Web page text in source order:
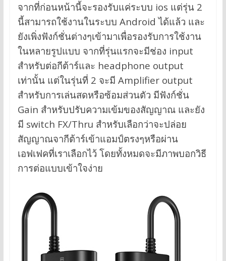
จากที่ก่อนหน้านี้จะรองรับแค่ระบบ ios แต่รุ่น 2
นี้สามารถใช้งานในระบบ Android ได้แล้ว และ
ยังเพิ่งฟังก์ชั่นต่างๆเข้ามาเพื่อรองรับการใช้งาน
ในหลายรูปแบบ จากที่รุ่นแรกจะมีช่อง input
สำหรับต่อกีต้าร์และ headphone output
เท่านั้น แต่ในรุ่นที่ 2 จะมี Amplifier output
สำหรับการเล่นสดหรือซ้อมส่วนตัว มีฟังก์ชั่น
Gain สำหรับปรับความเข้มของสัญญาณ และยัง
มี switch FX/Thru สำหรับเลือกว่าจะปล่อย
สัญญาณจากีต้าร์เข้าแอมป์ตรงๆหรือผ่าน
เอฟเฟคที่เราเลือกไว้ โดยทั้งหมดจะมีภาพบอกวิธี
การต่อแบบเข้าใจง่าย